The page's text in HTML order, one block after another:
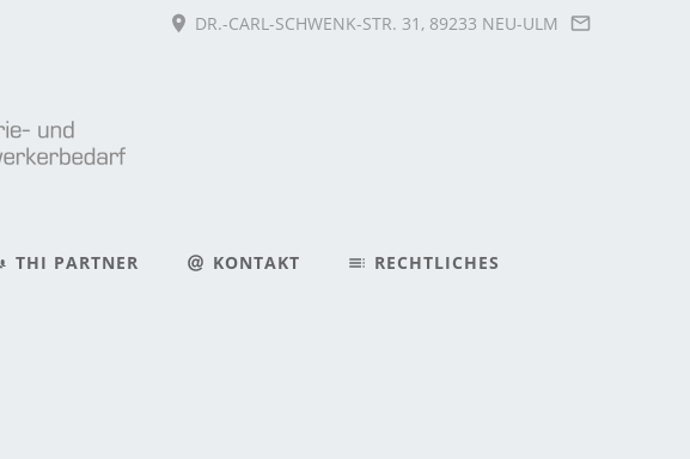
DR.-CARL-SCHWENK-STR. 31, 89233 NEU-ULM
THI PARTNER KONTAKT RECHTLICHES